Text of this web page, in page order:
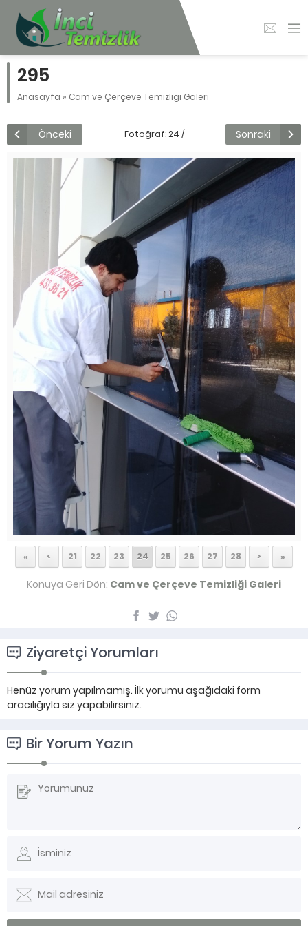
295
Anasayfa » Cam ve Çerçeve Temizliği Galeri
Önceki
Fotoğraf: 24 /
Sonraki
« < 21 22 23 24 25 26 27 28 > »
Konuya Geri Dön: Cam ve Çerçeve Temizliği Galeri
Ziyaretçi Yorumları
Henüz yorum yapılmamış. İlk yorumu aşağıdaki form
aracılığıyla siz yapabilirsiniz.
Bir Yorum Yazın